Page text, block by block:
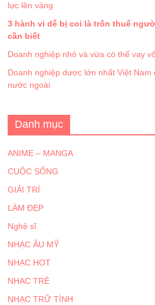
lực lên vàng
3 hành vi dễ bị coi là trốn thuế
cần biết
Doanh nghiệp nhỏ và vừa có thể vay
Doanh nghiệp dược lớn nhất Việt
nước ngoài
Danh mục
ANIME – MANGA
CUỘC SỐNG
GIẢI TRÍ
LÀM ĐẸP
Nghệ sĩ
NHẠC ÂU MỸ
NHẠC HOT
NHẠC TRẺ
NHẠC TRỮ TÌNH